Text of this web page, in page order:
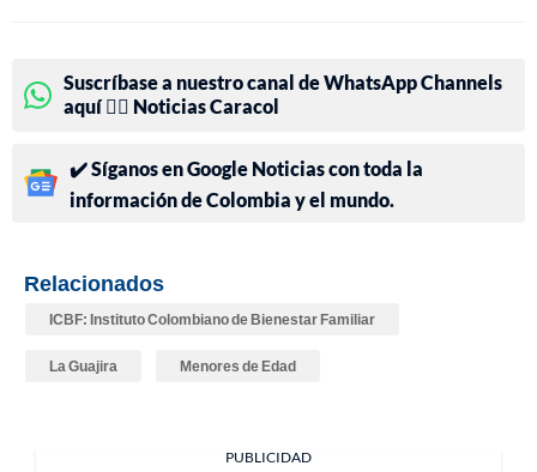
Suscríbase a nuestro canal de WhatsApp Channels
aquí 👉🏻 Noticias Caracol
✔️ Síganos en Google Noticias con toda la
información de Colombia y el mundo.
Relacionados
ICBF: Instituto Colombiano de Bienestar Familiar
La Guajira Menores de Edad
PUBLICIDAD